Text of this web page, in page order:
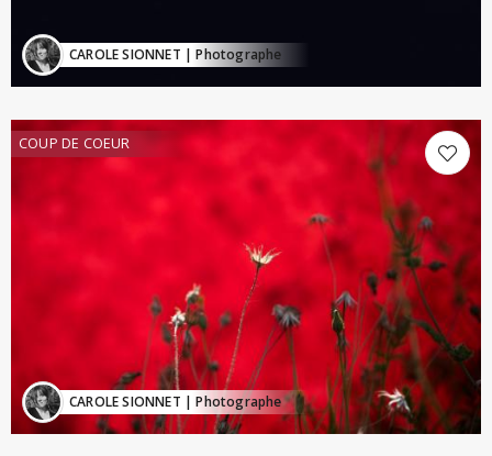
CAROLE SIONNET | Photographe
COUP DE COEUR
CAROLE SIONNET | Photographe